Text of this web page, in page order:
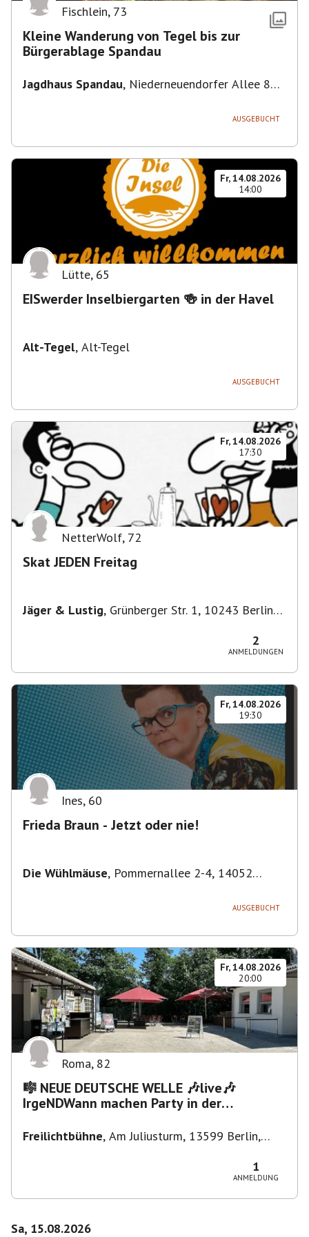
Fischlein, 73
Kleine Wanderung von Tegel bis zur
Bürgerablage Spandau
Jagdhaus Spandau, Niederneuendorfer Allee 80,
AUSGEBUCHT
Fr, 14.08.2026
14:00
Lütte, 65
EISwerder Inselbiergarten 🍻 in der Havel
Alt-Tegel, Alt-Tegel
AUSGEBUCHT
Fr, 14.08.2026
17:30
NetterWolf, 72
Skat JEDEN Freitag
Jäger & Lustig, Grünberger Str. 1, 10243 Berlin-
2
ANMELDUNGEN
Fr, 14.08.2026
19:30
Ines, 60
Frieda Braun - Jetzt oder nie!
Die Wühlmäuse, Pommernallee 2-4, 14052
AUSGEBUCHT
Fr, 14.08.2026
20:00
Roma, 82
🎼 NEUE DEUTSCHE WELLE 🎶live🎶
IrgeNDWann machen Party in der
Freilichtbühne, Am Juliusturm, 13599 Berlin,
1
ANMELDUNG
Sa, 15.08.2026